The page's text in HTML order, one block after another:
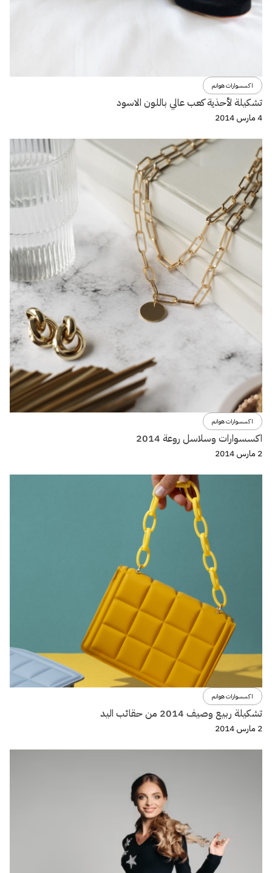
اكسسوارات هوانم
تشكيلة لأحذية كعب عالي باللون الاسود
4 مارس 2014
اكسسوارات هوانم
اكسسوارات وسلاسل روعة 2014
2 مارس 2014
اكسسوارات هوانم
تشكيلة ربيع وصيف 2014 من حقائب اليد
2 مارس 2014